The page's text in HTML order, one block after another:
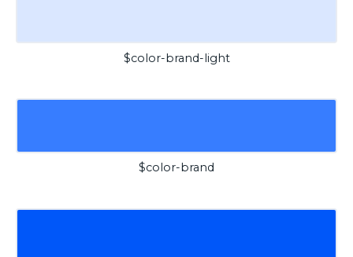
$color-brand-light
$color-brand